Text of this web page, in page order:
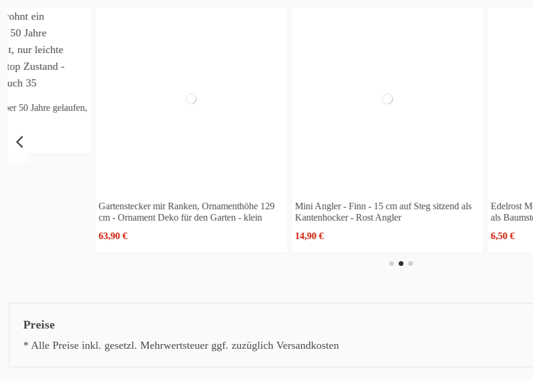
Gartenstecker mir Ranken, Ornamenthöhe 129
cm - Ornament Deko für den Garten - klein
Mini Angler - Finn - 15 cm auf Steg sitzend als
Kantenhocker - Rost Angler
Edelrost Metallsatz Raupe klein
als Baumstecker - zum
Preise
* Alle Preise inkl. gesetzl. Mehrwertsteuer ggf. zuzüglich Versandkosten